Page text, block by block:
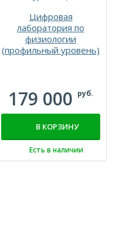
Цифровая
лаборатория по
физиологии
(профильный уровень)
179 000 руб.
В КОРЗИНУ
Есть в наличии